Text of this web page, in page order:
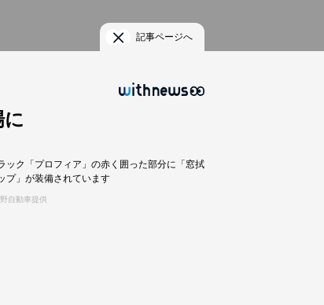
記事ページへ
ック「プロフィア」の赤く囲った部分に「窓拭
プ」が装備されています
自動車提供